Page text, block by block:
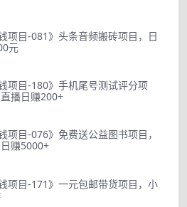
项目-081》头条音频搬砖项目，日
元
项目-180》手机尾号测试评分项
播日赚200+
项目-076》免费送公益图书项目，
赚5000+
项目-171》一元包邮带货项目，小